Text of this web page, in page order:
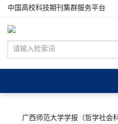
中国高校科技期刊集群服务平台
广西师范大学学报（哲学社会